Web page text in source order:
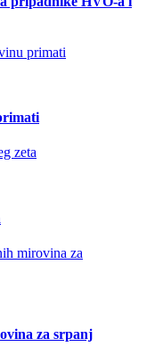
za srpanj